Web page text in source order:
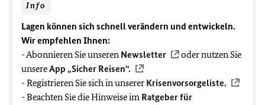
Info
Lagen können sich schnell verändern und entwickeln.
Wir empfehlen Ihnen:
- Abonnieren Sie unseren Newsletter
oder nutzen Sie
unsereApp „Sicher Reisen“.
- Registrieren Sie sich in unserer Krisenvorsorgeliste.
- Beachten Sie die Hinweise im Ratgeber für